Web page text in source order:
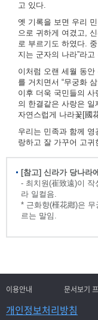
고 있다.
옛 기록을 보면 우리
으로 귀하게 여겼고,
로 부르기도 하였다.
지는 군자의 나라”라고
이처럼 오랜 세월 동
를 거치면서 “무궁화
이후 더욱 국민들의
의 한결같은 사랑은
자연스럽게 나라꽃[國
우리는 민족과 함께
랑하고 잘 가꾸어 고
[참고] 신라가 당나라
- 최치원(崔致遠)이 작
라 일컬음.
* 근화향(槿花鄕)은
르는 말임.
이용안내 문서보기
개인정보처리방침